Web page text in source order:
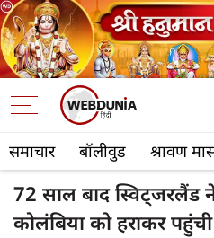
समाचार बॉलीवुड श्रावण
72 साल बाद स्विट्जरलैंड
कोलंबिया को हराकर